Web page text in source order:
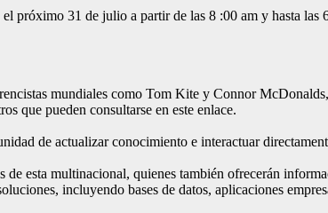
próximo 31 de julio a partir de las 8 :00 am y hasta
mundiales como Tom Kite y Connor
que pueden consultarse en este enlace.
de actualizar conocimiento e interactuar
esta multinacional, quienes también ofrecerán
incluyendo bases de datos, aplicaciones